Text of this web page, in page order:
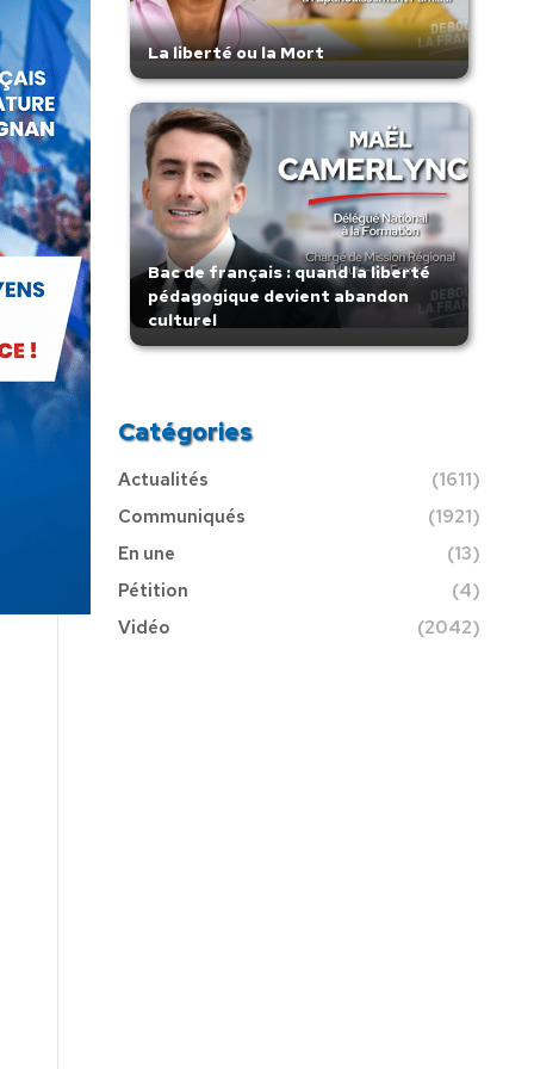
La liberté ou la Mort
Bac de français : quand la liberté
pédagogique devient abandon
culturel
Catégories
Actualités
(1611)
Communiqués
(1921)
En une
(13)
Pétition
(4)
Vidéo
(2042)